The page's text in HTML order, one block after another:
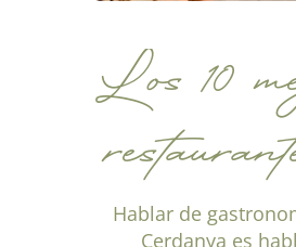
Los 10
la
Hablar de
Cerdanya es